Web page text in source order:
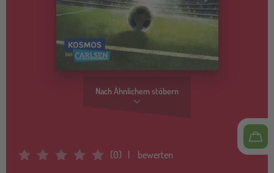
Nach Ähnlichem stöbern
Average Rating: 0 (0) bewerten